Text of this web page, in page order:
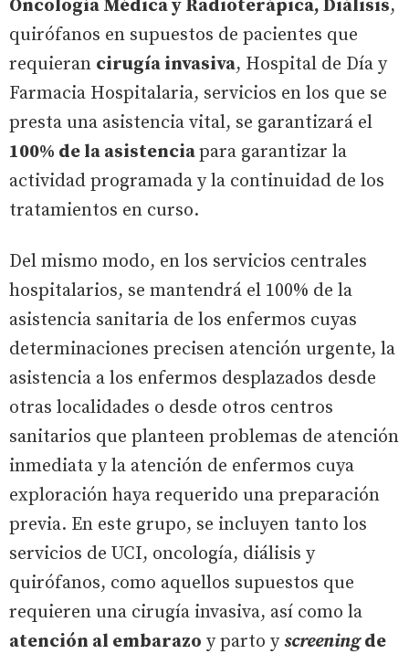
Oncología Médica y Radioterápica, Diálisis,
quirófanos en supuestos de pacientes que
requieran cirugía invasiva, Hospital de Día y
Farmacia Hospitalaria, servicios en los que se
presta una asistencia vital, se garantizará el
100% de la asistenciapara garantizar la
actividad programada y la continuidad de los
tratamientos en curso.
Del mismo modo, en los servicios centrales
hospitalarios, se mantendrá el 100% de la
asistencia sanitaria de los enfermos cuyas
determinaciones precisen atención urgente, la
asistencia a los enfermos desplazados desde
otras localidades o desde otros centros
sanitarios que planteen problemas de atención
inmediata y la atención de enfermos cuya
exploración haya requerido una preparación
previa. En este grupo, se incluyen tanto los
servicios de UCI, oncología, diálisis y
quirófanos, como aquellos supuestos que
requieren una cirugía invasiva, así como la
atención al embarazo y parto yscreeningde